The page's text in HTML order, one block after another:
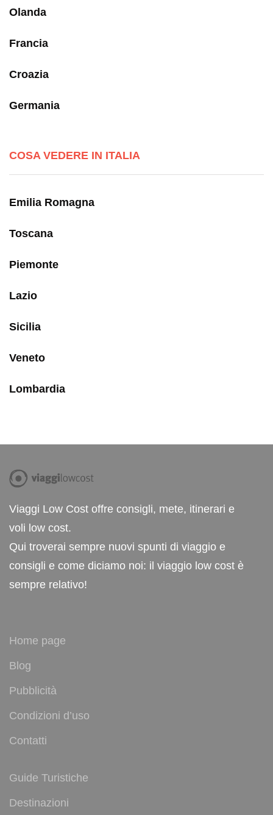
Olanda
Francia
Croazia
Germania
COSA VEDERE IN ITALIA
Emilia Romagna
Toscana
Piemonte
Lazio
Sicilia
Veneto
Lombardia
Viaggi Low Cost offre consigli, mete, itinerari e
voli low cost.
Qui troverai sempre nuovi spunti di viaggio e
consigli e come diciamo noi: il viaggio low cost è
sempre relativo!
Home page
Blog
Pubblicità
Condizioni d’uso
Contatti
Guide Turistiche
Destinazioni